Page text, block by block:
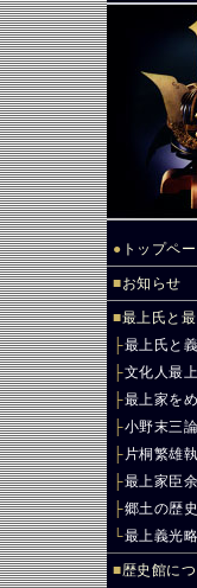
● トップペ
■お知らせ
■最上氏と
├最上氏と
├文化人最
├最上家を
├小野末三
├ 片桐繁雄
├最上家臣
├郷土の歴史
└最上義光
■歴史館に